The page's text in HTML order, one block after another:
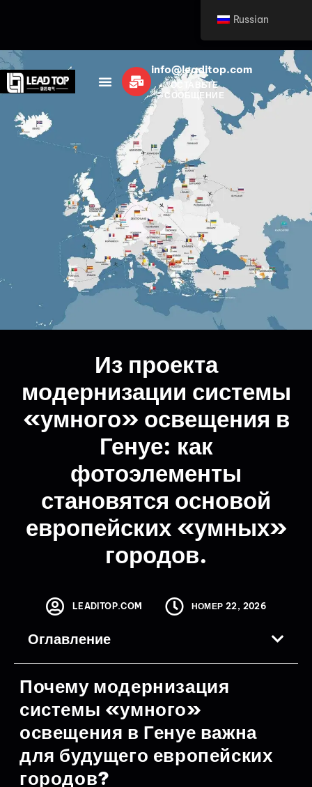
info@leaditop.com
ОСТАВЬТЕ
СООБЩЕНИЕ
Из проекта
модернизации системы
«умного» освещения в
Генуе: как
фотоэлементы
становятся основой
европейских «умных»
городов.
LEADITOP.COM НОМЕР 22, 2026
Оглавление
Почему модернизация
системы «умного»
освещения в Генуе важна
для будущего европейских
городов?
Russian